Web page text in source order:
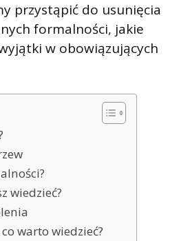
przystąpić do usunięcia
formalności, jakie
w obowiązujących
wiedzieć?
warto wiedzieć?